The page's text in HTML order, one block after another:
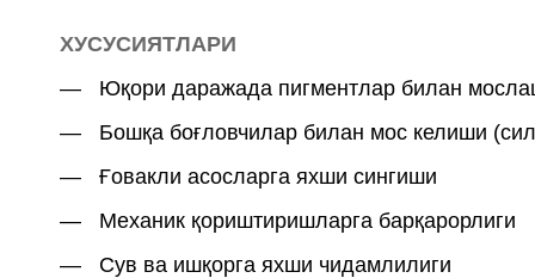
ХУСУСИЯТЛАРИ
― Юқори даражада пигментлар билан
― Бошқа боғловчилар билан мос келиши
― Ғовакли асосларга яхши сингиши
― Механик қориштиришларга барқарорлиги
― Сув ва ишқорга яхши чидамлилиги